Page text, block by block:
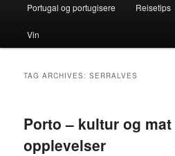
Portugal og portugisere Reisetips
Vin
TAG ARCHIVES:SERRALVES
Porto – kultur og mat
opplevelser